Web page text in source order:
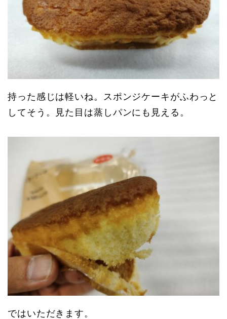
持った感じは軽いね。スポンジケーキがふわっと
してそう。見た目は蒸しパンにも見える。
ではいただきます。